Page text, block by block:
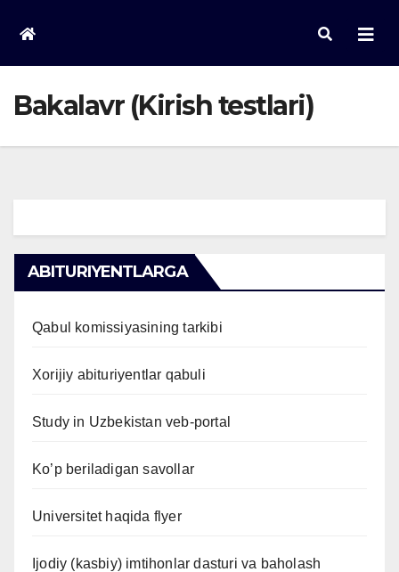
content
Bakalavr (Kirish testlari)
ABITURIYENTLARGA
Qabul komissiyasining tarkibi
Xorijiy abituriyentlar qabuli
Study in Uzbekistan veb-portal
Ko’p beriladigan savollar
Universitet haqida flyer
Ijodiy (kasbiy) imtihonlar dasturi va baholash